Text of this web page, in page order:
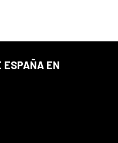
ESPAÑA EN